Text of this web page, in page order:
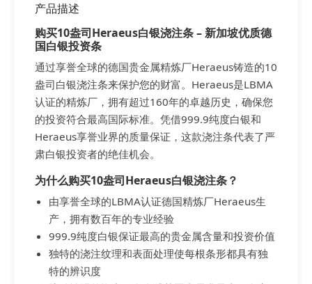
产品描述
购买10盎司Heraeus白银浇注条 – 新加坡优质德
国白银投资条
通过享誉全球的德国贵金属精炼厂Heraeus铸造的10
盎司白银浇注条来保护您的财富。Heraeus是LBMA
认证的精炼厂，拥有超过160年的卓越历史，确保您
的投资符合最高国际标准。凭借999.9纯度白银和
Heraeus享誉业界的质量保证，这款浇注条代表了严
肃白银投资者的绝佳机会。
为什么购买10盎司Heraeus白银浇注条？
由享誉全球的LBMA认证德国精炼厂Heraeus生
产，拥有数百年的专业经验
999.9纯度白银保证最高的贵金属含量和投资价值
独特的浇注纹理和表面处理使每根条形都具有独
特的辨识度